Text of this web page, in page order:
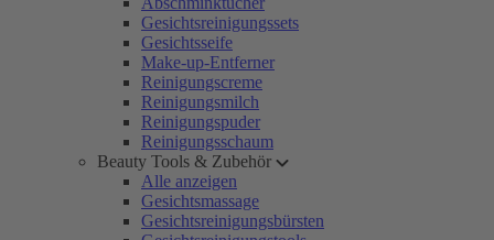
Gesichtsreinigungssets
Gesichtsseife
Make-up-Entferner
Reinigungscreme
Reinigungsmilch
Reinigungspuder
Reinigungsschaum
Beauty Tools & Zubehör
Alle anzeigen
Gesichtsmassage
Gesichtsreinigungsbürsten